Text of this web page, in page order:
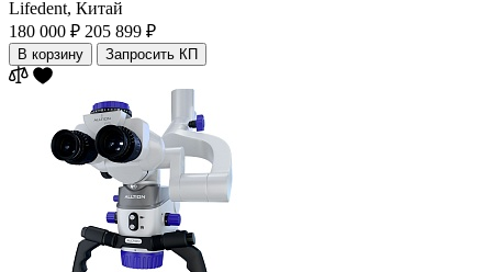
Lifedent, Китай
180 000 ₽ 205 899 ₽
В корзину Запросить КП